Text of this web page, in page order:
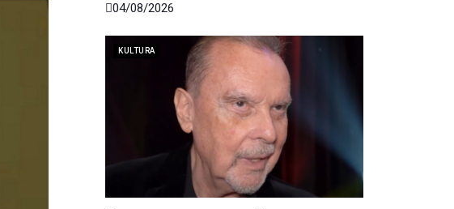
04/08/2026
KULTURA